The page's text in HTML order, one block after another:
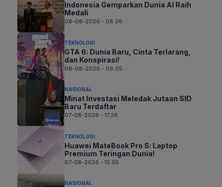
Indonesia Gemparkan Dunia AI Raih
Medali
08-08-2026 - 08.26
TEKNOLOGI
GTA 6: Dunia Baru, Cinta Terlarang,
dan Konspirasi!
08-08-2026 - 06.05
NASIONAL
Minat Investasi Meledak Jutaan SID
Baru Terdaftar
07-08-2026 - 17.26
TEKNOLOGI
Huawei MateBook Pro S: Laptop
Premium Teringan Dunia!
07-08-2026 - 15.05
NASIONAL